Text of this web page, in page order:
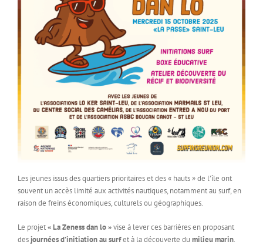
Surf pour tous
Les jeunes issus des quartiers prioritaires et des « hauts » de l’île ont
souvent un accès limité aux activités nautiques, notamment au surf, en
raison de freins économiques, culturels ou géographiques.
Le projet« La Zeness dan lo »vise à lever ces barrières en proposant
des journées d’initiation au surfet à la découverte du milieu marin.